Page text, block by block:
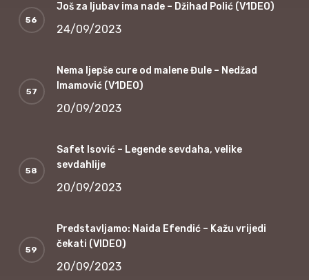
Još za ljubav ima nade – Džihad Polić (V1DEO)
24/09/2023
Nema ljepše cure od malene Đule – Nedžad
Imamović (V1DEO)
20/09/2023
Safet Isović – Legende sevdaha, velike
sevdahlije
20/09/2023
Predstavljamo: Naida Efendić – Kažu vrijedi
čekati (VIDEO)
20/09/2023